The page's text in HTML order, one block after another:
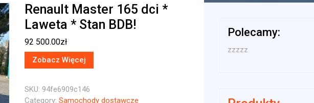
Renault Master 165 dci *
Laweta * Stan BDB!
92 500.00zł
Zobacz Więcej
SKU: 94fe6909c146
Category: Samochody dostawcze
Polecamy:
zzzzz